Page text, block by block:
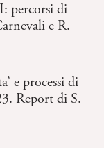
percorsi di
e R.
e processi di
Report di S.